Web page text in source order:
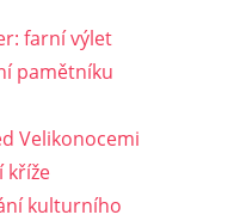
farní výlet
pamětníku
Velikonocemi
kříže
kulturního